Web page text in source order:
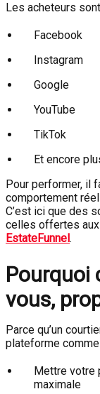
Les acheteurs
Facebook
Instagram
Google
YouTube
TikTok
Et encore
Pour performer, il
comportement
C’est ici que des
celles offertes
EstateFunnel .
Pourquoi
vous,
Parce qu’un
plateforme
Mettre votre
maximale